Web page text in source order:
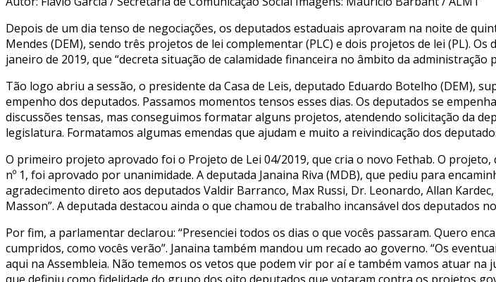
Depois de um dia tenso de negociações, os deputados estaduais aprovaram na noite de
Mendes (DEM), sendo três projetos de lei complementar (PLC) e dois projetos de lei (PL).
janeiro de 2019, que “decreta situação de calamidade financeira no âmbito da administração
Tão logo abriu a sessão, o presidente da Casa de Leis, deputado Eduardo Botelho (DEM),
empenho dos deputados. Passamos momentos tensos esses dias. Os deputados se
discussões tensas, mas conseguimos formatar alguns projetos, atendendo solicitação da
legislatura. Formatamos algumas emendas que ajudam e muito a reivindicação dos
O primeiro projeto aprovado foi o Projeto de Lei 04/2019, que cria o novo Fethab. O
nº 1, foi aprovado por unanimidade. A deputada Janaina Riva (MDB), que pediu para
agradecimento direto aos deputados Valdir Barranco, Max Russi, Dr. Leonardo, Allan
Masson”. A deputada destacou ainda o que chamou de trabalho incansável dos deputados
Por fim, a parlamentar declarou: “Presenciei todos os dias o que vocês passaram. Quero
cumpridos, como vocês verão”. Janaina também mandou um recado ao governo. “Os
aqui na Assembleia. Não tememos os vetos que podem vir por aí e também vamos atuar